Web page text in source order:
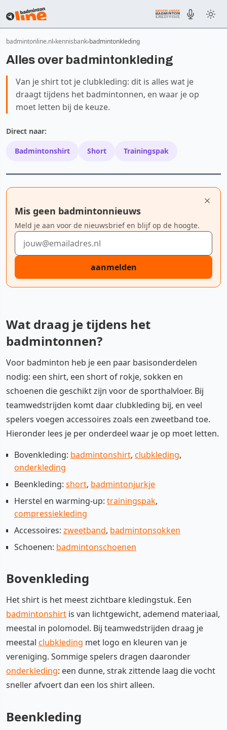
badmintonline.nl kennisbank badmintonkleding
Alles over badmintonkleding
Van je shirt tot je clubkleding: dit is alles wat je
draagt tijdens het badmintonnen, en waar je op
moet letten bij de keuze.
Direct naar:
Badmintonshirt Short Trainingspak
Mis geen badmintonnieuws
Meld je aan voor de nieuwsbrief en blijf op de hoogte.
E-mailadres
aanmelden
Wat draag je tijdens het
badmintonnen?
Voor badminton heb je een paar basisonderdelen
nodig: een shirt, een short of rokje, sokken en
schoenen die geschikt zijn voor de sporthalvloer. Bij
teamwedstrijden komt daar clubkleding bij, en veel
spelers voegen accessoires zoals een zweetband toe.
Hieronder lees je per onderdeel waar je op moet letten.
Bovenkleding: badmintonshirt, clubkleding,
onderkleding
Beenkleding: short, badmintonjurkje
Herstel en warming-up: trainingspak,
compressiekleding
Accessoires: zweetband, badmintonsokken
Schoenen: badmintonschoenen
Bovenkleding
Het shirt is het meest zichtbare kledingstuk. Een
badmintonshirt is van lichtgewicht, ademend materiaal,
meestal in polomodel. Bij teamwedstrijden draag je
meestal clubkleding met logo en kleuren van je
vereniging. Sommige spelers dragen daaronder
onderkleding: een dunne, strak zittende laag die vocht
sneller afvoert dan een los shirt alleen.
Beenkleding